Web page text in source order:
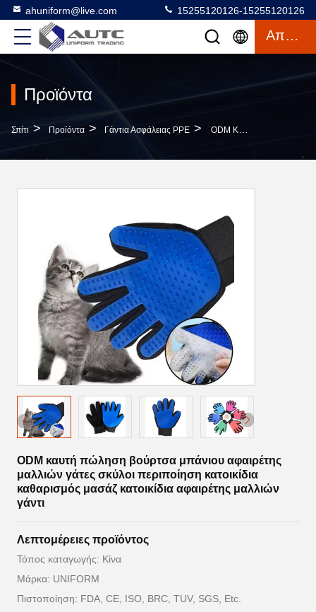
ahuniform@live.com 15255120126-15255120126
Απόσπασμα
Προϊόντα
Σπίτι > Προϊόντα > Γάντια Ασφάλειας PPE > ODM Καυτή Πώληση Βούρτσα Μπάνιου Αφαιρέτης Μαλλιών Γάτες Σκύλοι Περιποίηση Κατοικίδια Καθαρισμός Μασάζ Κατοικίδια Αφαιρέτης Μαλλιών Γάντι
ODM καυτή πώληση βούρτσα μπάνιου αφαιρέτης
μαλλιών γάτες σκύλοι περιποίηση κατοικίδια
καθαρισμός μασάζ κατοικίδια αφαιρέτης μαλλιών
γάντι
Λεπτομέρειες προϊόντος
Τόπος καταγωγής: Κίνα
Μάρκα: UNIFORM
Πιστοποίηση: FDA, CE, ISO, BRC, TUV, SGS, Etc.